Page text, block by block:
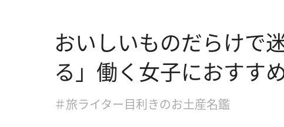
おいしいものだらけで
る」働く女子におすす
＃旅ライター目利きのお土産名鑑